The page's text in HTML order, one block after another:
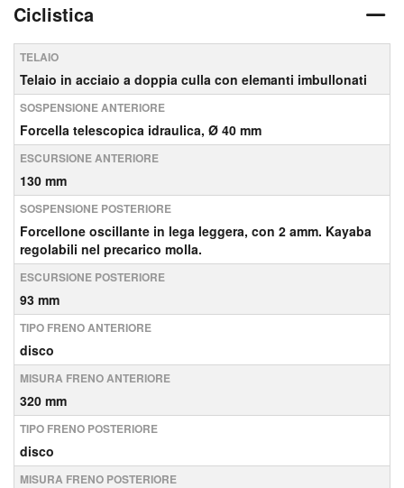
Ciclistica
TELAIO
Telaio in acciaio a doppia culla con elemanti imbullonati
SOSPENSIONE ANTERIORE
Forcella telescopica idraulica, Ø 40 mm
ESCURSIONE ANTERIORE
130 mm
SOSPENSIONE POSTERIORE
Forcellone oscillante in lega leggera, con 2 amm. Kayaba
regolabili nel precarico molla.
ESCURSIONE POSTERIORE
93 mm
TIPO FRENO ANTERIORE
disco
MISURA FRENO ANTERIORE
320 mm
TIPO FRENO POSTERIORE
disco
MISURA FRENO POSTERIORE